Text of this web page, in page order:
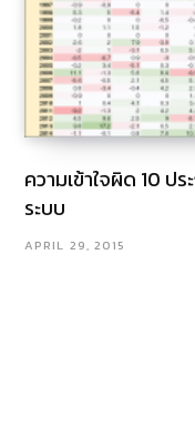
ความเข้าใจผิด 10 ป
ระบบ
APRIL 29, 2015